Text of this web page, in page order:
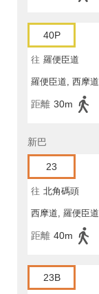
40P
往 羅便臣道
羅便臣道, 西摩道
距離 30m
新巴
23
往 北角碼頭
西摩道, 羅便臣道
距離 40m
23B